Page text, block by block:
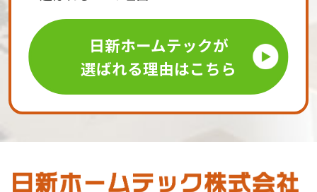
日新ホームテックが
選ばれる理由はこちら